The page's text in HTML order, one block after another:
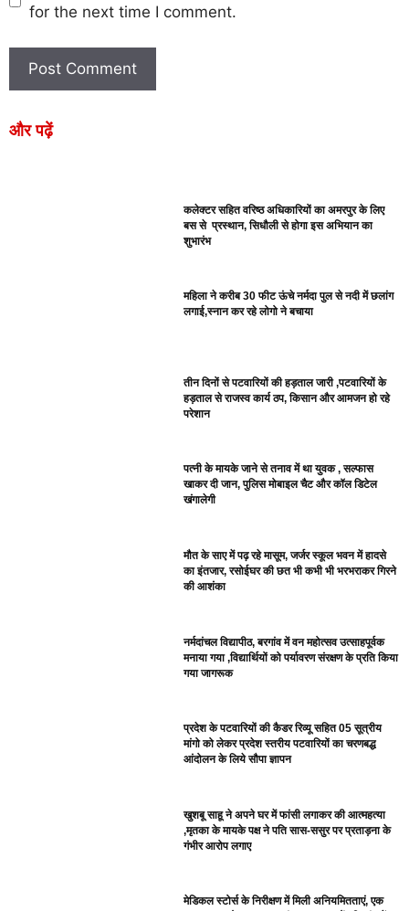
for the next time I comment.
और पढ़ें
कलेक्टर सहित वरिष्ठ अधिकारियों का अमरपुर के लिए
बस से प्रस्थान, सिधौली से होगा इस अभियान का
शुभारंभ
महिला ने करीब 30 फीट ऊंचे नर्मदा पुल से नदी में छलांग
लगाई,स्नान कर रहे लोगो ने बचाया
तीन दिनों से पटवारियों की हड़ताल जारी ,पटवारियों के
हड़ताल से राजस्व कार्य ठप, किसान और आमजन हो रहे
परेशान
पत्नी के मायके जाने से तनाव में था युवक , सल्फास
खाकर दी जान, पुलिस मोबाइल चैट और कॉल डिटेल
खंगालेगी
मौत के साए में पढ़ रहे मासूम, जर्जर स्कूल भवन में हादसे
का इंतजार, रसोईघर की छत भी कभी भी भरभराकर गिरने
की आशंका
नर्मदांचल विद्यापीठ, बरगांव में वन महोत्सव उत्साहपूर्वक
मनाया गया ,विद्यार्थियों को पर्यावरण संरक्षण के प्रति किया
गया जागरूक
प्रदेश के पटवारियों की कैडर रिव्यू सहित 05 सूत्रीय
मांगो को लेकर प्रदेश स्तरीय पटवारियों का चरणबद्ध
आंदोलन के लिये सौपा ज्ञापन
खुशबू साहू ने अपने घर में फांसी लगाकर की आत्महत्या
,मृतका के मायके पक्ष ने पति सास-ससुर पर प्रताड़ना के
गंभीर आरोप लगाए
मेडिकल स्टोर्स के निरीक्षण में मिली अनियमितताएं, एक